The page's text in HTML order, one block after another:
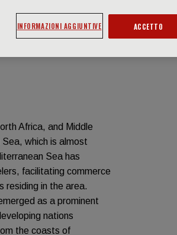
Africa, and Middle
which is almost
Sea has
facilitating commerce
residing in the area.
as a prominent
nations
the coasts of
INFORMAZIONI AGGIUNTIVE ACCETTO